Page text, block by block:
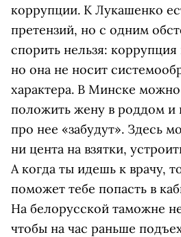
коррупции. К Лукашенко
претензий, но с одним
спорить нельзя:
но она не носит
характера. В Минске можно
положить жену в роддом и
про нее «забудут». Здесь
ни цента на взятки,
А когда ты идешь к врачу,
поможет тебе попасть в
На белорусской таможне
чтобы на час раньше